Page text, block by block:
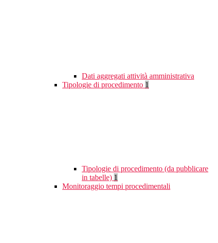
Dati aggregati attività amministrativa
Tipologie di procedimento 1
Tipologie di procedimento (da pubblicare
in tabelle) 1
Monitoraggio tempi procedimentali